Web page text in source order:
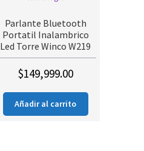
Parlante Bluetooth
Portatil Inalambrico
Led Torre Winco W219
$149,999.00
Añadir al carrito